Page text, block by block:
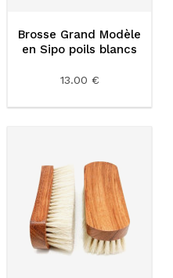
Brosse Grand Modèle
en Sipo poils blancs
13.00 €